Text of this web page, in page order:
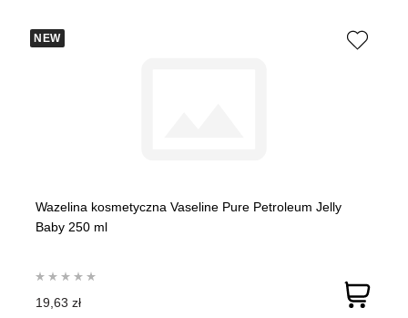
NEW
Wazelina kosmetyczna Vaseline Pure Petroleum Jelly
Baby 250 ml
19,63 zł